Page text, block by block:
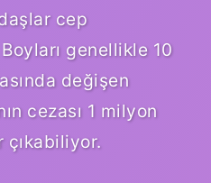
cep
genellikle 10
değişen
cezası 1 milyon